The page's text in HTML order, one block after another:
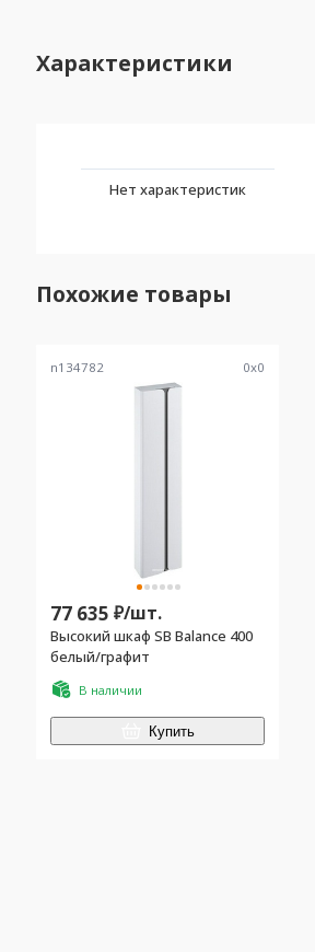
Характеристики
Нет характеристик
Похожие товары
n134782 0x0
77 635 ₽/шт.
Высокий шкаф SB Balance 400
белый/графит
В наличии
Купить